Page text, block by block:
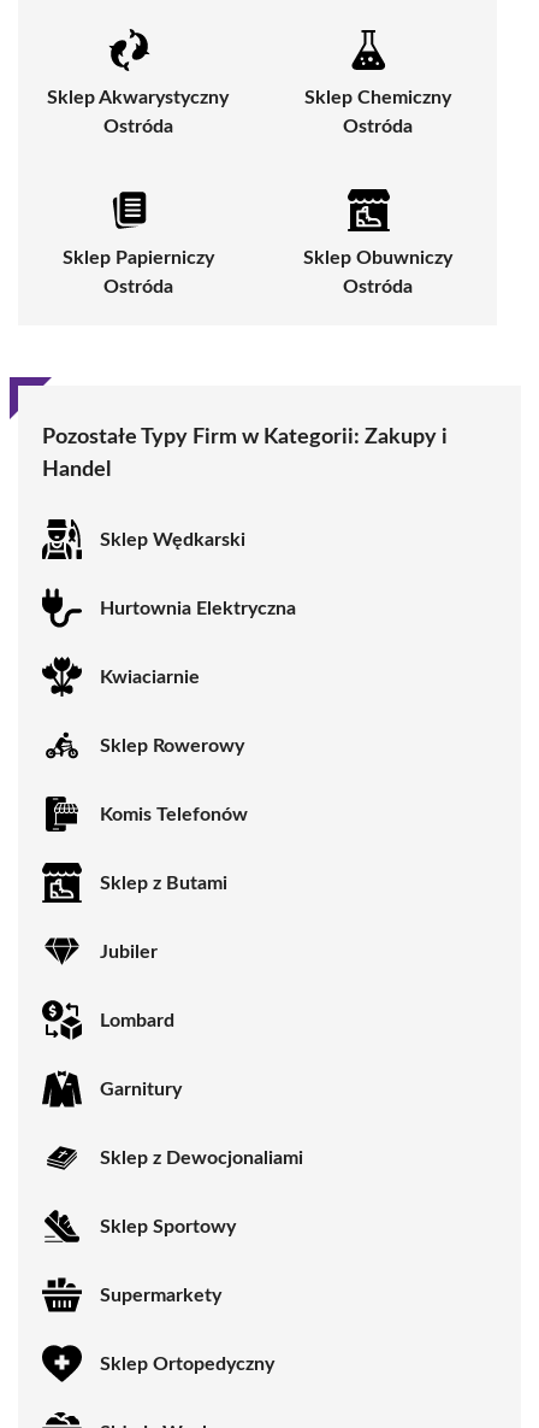
Sklep Akwarystyczny
Ostróda
Sklep Chemiczny
Ostróda
Sklep Papierniczy
Ostróda
Sklep Obuwniczy
Ostróda
Pozostałe Typy Firm w Kategorii: Zakupy i
Handel
Sklep Wędkarski
Hurtownia Elektryczna
Kwiaciarnie
Sklep Rowerowy
Komis Telefonów
Sklep z Butami
Jubiler
Lombard
Garnitury
Sklep z Dewocjonaliami
Sklep Sportowy
Supermarkety
Sklep Ortopedyczny